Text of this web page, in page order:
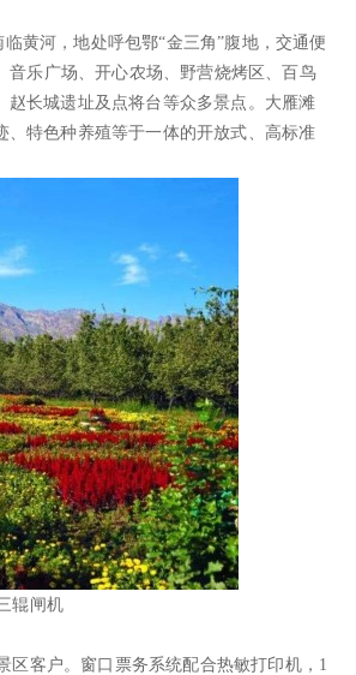
黄河，地处呼包鄂“金三角”腹地，交通便
音乐广场、开心农场、野营烧烤区、百鸟
长城遗址及点将台等众多景点。大雁滩
特色种养殖等于一体的开放式、高标准
辊闸机
客户。窗口票务系统配合热敏打印机，1